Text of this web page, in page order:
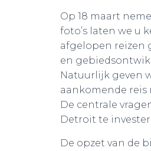
Op 18 maart
foto’s laten we u
afgelopen reizen
en
Natuurlijk geven
aankomende
De centrale
Detroit te
De opzet van de